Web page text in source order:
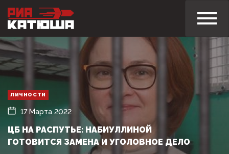
ЛИЧНОСТИ
17 Марта 2022
ЦБ НА РАСПУТЬЕ: НАБИУЛЛИНОЙ
ГОТОВИТСЯ ЗАМЕНА И УГОЛОВНОЕ ДЕЛО